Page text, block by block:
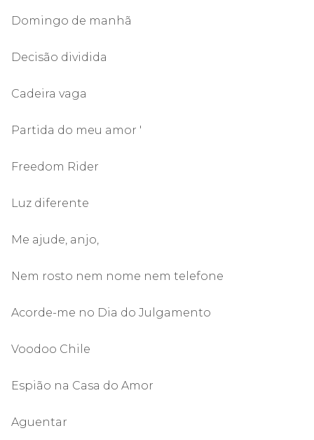
Domingo de manhã
Decisão dividida
Cadeira vaga
Partida do meu amor '
Freedom Rider
Luz diferente
Me ajude, anjo,
Nem rosto nem nome nem telefone
Acorde-me no Dia do Julgamento
Voodoo Chile
Espião na Casa do Amor
Aguentar